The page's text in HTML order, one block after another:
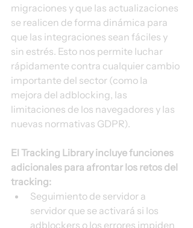
migraciones y que las actualizaciones
se realicen de forma dinámica para
que las integraciones sean fáciles y
sin estrés. Esto nos permite luchar
rápidamente contra cualquier cambio
importante del sector (como la
mejora del adblocking, las
limitaciones de los navegadores y las
nuevas normativas GDPR).
El Tracking Library incluye funciones
adicionales para afrontar los retos del
tracking:
Seguimiento de servidor a
servidor que se activará si los
adblockers o los errores impiden